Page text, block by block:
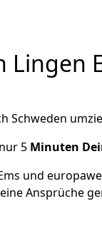
Lingen
Schweden
5 Minuten
und
Ansprüche